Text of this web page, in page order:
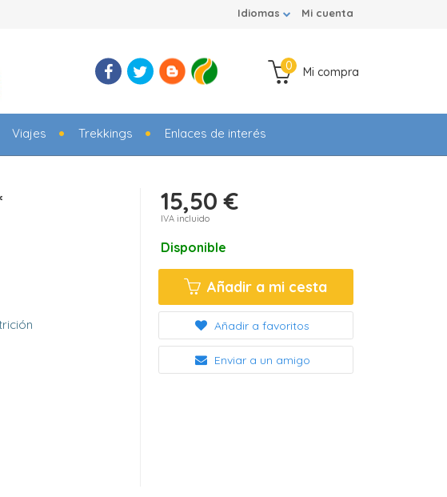
Mi cuenta
Idiomas
Mi compra
0
Viajes Trekkings Enlaces de interés
15,50 €
IVA incluido
Disponible
Añadir a mi cesta
Añadir a favoritos
Enviar a un amigo